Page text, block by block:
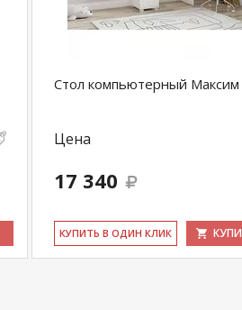
Стол компьютерный Максим
Цена
17 340
КУ­ПИТЬ В ОДИН КЛИК